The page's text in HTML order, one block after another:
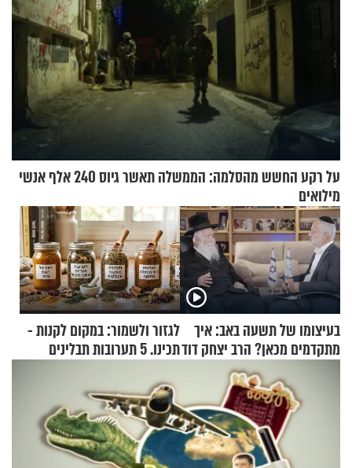
על רקע החשש מהסלמה: הממשלה תאשר גיוס 240 אלף אנשי
מילואים
בעיצומו של תשעה באב: איך
מתקדמים מכאן? הרב יצחק דוד
גרוסמן בשיחה מיוחדת
לגזור ולשמור: במקום לקנות -
תכינו. 5 תערובות תבלינים